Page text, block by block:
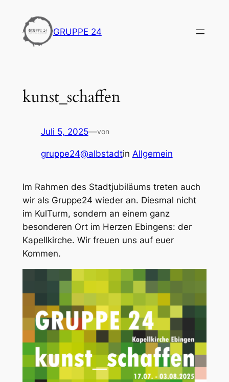
Inhalt
springen
GRUPPE 24
kunst_schaffen
Juli 5, 2025—von
gruppe24@albstadtin Allgemein
Im Rahmen des Stadtjubiläums treten auch
wir als Gruppe24 wieder an. Diesmal nicht
im KulTurm, sondern an einem ganz
besonderen Ort im Herzen Ebingens: der
Kapellkirche. Wir freuen uns auf euer
Kommen.